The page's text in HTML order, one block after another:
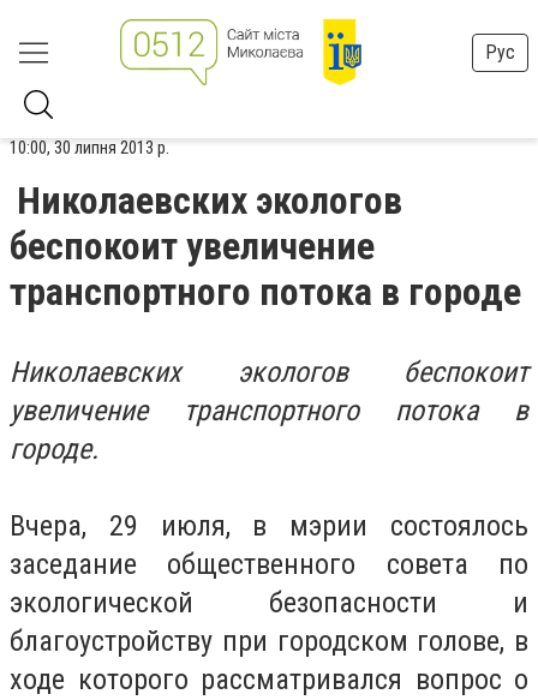
Рус
10:00, 30 липня 2013 р.
Николаевских экологов
беспокоит увеличение
транспортного потока в городе
Николаевских экологов беспокоит
увеличение транспортного потока в
городе.
Вчера, 29 июля, в мэрии состоялось
заседание общественного совета по
экологической безопасности и
благоустройству при городском голове, в
ходе которого рассматривался вопрос о